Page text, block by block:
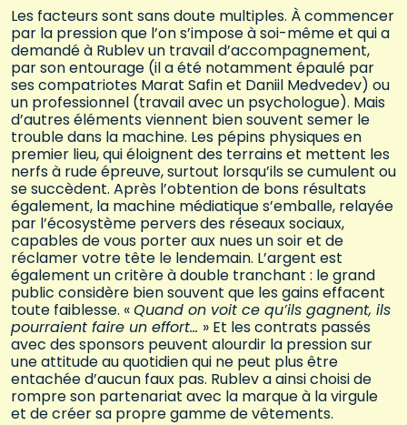
Les facteurs sont sans doute multiples. À commencer
par la pression que l’on s’impose à soi-même et qui a
demandé à Rublev un travail d’accompagnement,
par son entourage (il a été notamment épaulé par
ses compatriotes Marat Safin et Daniil Medvedev) ou
un professionnel (travail avec un psychologue). Mais
d’autres éléments viennent bien souvent semer le
trouble dans la machine. Les pépins physiques en
premier lieu, qui éloignent des terrains et mettent les
nerfs à rude épreuve, surtout lorsqu’ils se cumulent ou
se succèdent. Après l’obtention de bons résultats
également, la machine médiatique s’emballe, relayée
par l’écosystème pervers des réseaux sociaux,
capables de vous porter aux nues un soir et de
réclamer votre tête le lendemain. L’argent est
également un critère à double tranchant : le grand
public considère bien souvent que les gains effacent
toute faiblesse. «Quand on voit ce qu’ils gagnent, ils
pourraient faire un effort… » Et les contrats passés
avec des sponsors peuvent alourdir la pression sur
une attitude au quotidien qui ne peut plus être
entachée d’aucun faux pas. Rublev a ainsi choisi de
rompre son partenariat avec la marque à la virgule
et de créer sa propre gamme de vêtements.